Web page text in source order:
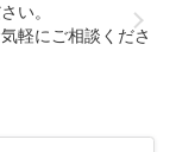
い。
軽にご相談くださ